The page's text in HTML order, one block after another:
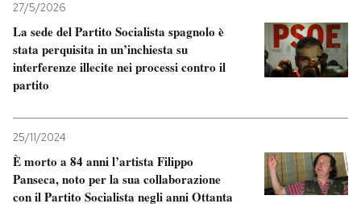
Tecnologia
Internet
Scienza
Sport
Ok Boomer!
Media
PODCAST
27/5/2026
La sede del Partito Socialista spagnolo è
stata perquisita in un’inchiesta su
interferenze illecite nei processi contro il
partito
25/11/2024
È morto a 84 anni l’artista Filippo
Panseca, noto per la sua collaborazione
con il Partito Socialista negli anni Ottanta